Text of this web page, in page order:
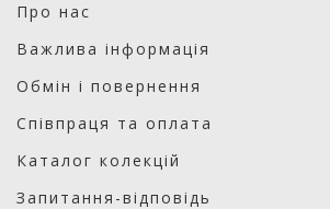
Про нас
Важлива інформація
Обмін і повернення
Співпраця та оплата
Каталог колекцій
Запитання-відповідь